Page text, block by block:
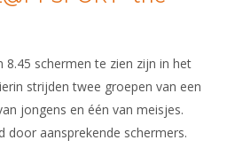
8.45 schermen te zien zijn in het
strijden twee groepen van een
jongens en één van meisjes.
door aansprekende schermers.